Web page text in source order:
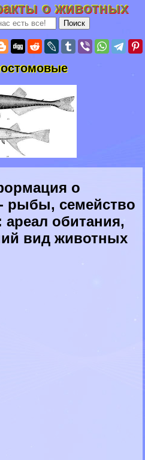
о животных
о
рыбы, семейство
обитания,
вид животных